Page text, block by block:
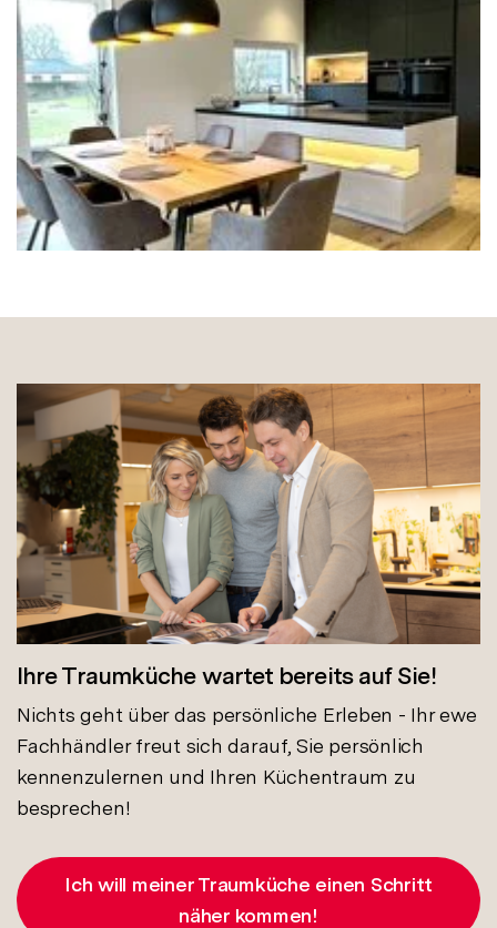
Ihre Traumküche wartet bereits auf Sie!
Nichts geht über das persönliche Erleben - Ihr ewe
Fachhändler freut sich darauf, Sie persönlich
kennenzulernen und Ihren Küchentraum zu
besprechen!
Ich will meiner Traumküche einen Schritt
näher kommen!